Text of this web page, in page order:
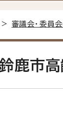
> 審議会・委員
鹿市